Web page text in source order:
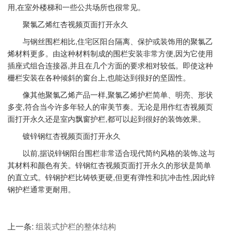
用,在室外楼梯和一些公共场所也很常见。
聚氯乙烯红杏视频页面打开永久
与钢丝围栏相比,住宅区阳台隔离、保护或装饰用的聚氯乙
烯材料更多。由这种材料制成的围栏安装非常方便,因为它使用
插座式组合连接器,并且在几个方面的要求相对较低。即使这种
栅栏安装在各种倾斜的窗台上,也能达到很好的坚固性。
像其他聚氯乙烯产品一样,聚氯乙烯护栏简单、明亮、形状
多变,符合当今许多年轻人的审美节奏。无论是用作红杏视频页
面打开永久还是室内飘窗护栏,都可以起到很好的装饰效果。
镀锌钢红杏视频页面打开永久
以前,据说锌钢阳台围栏非常适合现代简约风格的装饰,这与
其材料和颜色有关。锌钢红杏视频页面打开永久的形状是简单
的直立式。锌钢护栏比铸铁更硬,但更有弹性和抗冲击性,因此锌
钢护栏通常更耐用。
上一条: 组装式护栏的整体结构